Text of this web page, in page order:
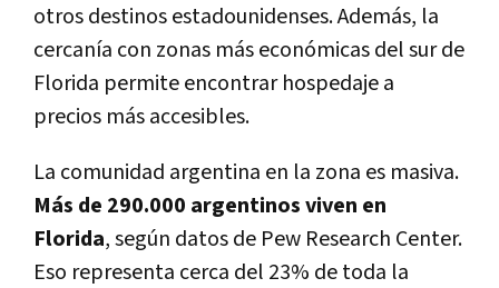
otros destinos estadounidenses. Además, la
cercanía con zonas más económicas del sur de
Florida permite encontrar hospedaje a
precios más accesibles.
La comunidad argentina en la zona es masiva.
Más de 290.000 argentinos viven en
Florida, según datos de Pew Research Center.
Eso representa cerca del 23% de toda la